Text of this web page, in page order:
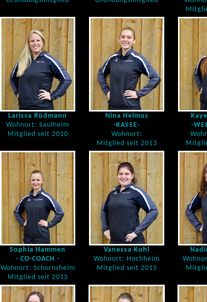
Larissa Rüdmann
Wohnort: Saulheim
Mitglied seit 2010
Nina Helmus
-KASSE-
Wohnort:
Mitglied seit 2013
-
Sophia Hammen
- CO-COACH -
Wohnort: Schornsheim
Mitglied seit 2015
Vanessa Kuhl
Wohnort: Hochheim
Mitglied seit 2015